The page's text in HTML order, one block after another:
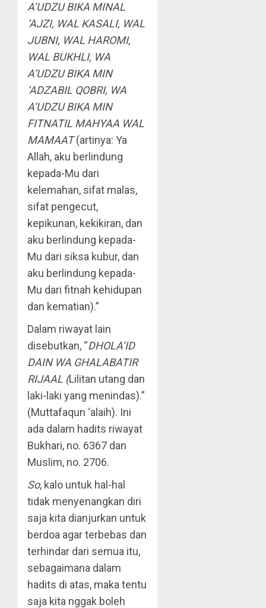
A’UDZU BIKA MINAL
‘AJZI, WAL KASALI, WAL
JUBNI, WAL HAROMI,
WAL BUKHLI, WA
A’UDZU BIKA MIN
‘ADZABIL QOBRI, WA
A’UDZU BIKA MIN
FITNATIL MAHYAA WAL
MAMAAT(artinya: Ya
Allah, aku berlindung
kepada-Mu dari
kelemahan, sifat malas,
sifat pengecut,
kepikunan, kekikiran, dan
aku berlindung kepada-
Mu dari siksa kubur, dan
aku berlindung kepada-
Mu dari fitnah kehidupan
dan kematian).”
Dalam riwayat lain
disebutkan, “DHOLA’ID
DAIN WA GHALABATIR
RIJAAL (Lilitan utang dan
laki-laki yang menindas).”
(Muttafaqun ‘alaih). Ini
ada dalam hadits riwayat
Bukhari, no. 6367 dan
Muslim, no. 2706.
So, kalo untuk hal-hal
tidak menyenangkan diri
saja kita dianjurkan untuk
berdoa agar terbebas dan
terhindar dari semua itu,
sebagaimana dalam
hadits di atas, maka tentu
saja kita nggak boleh